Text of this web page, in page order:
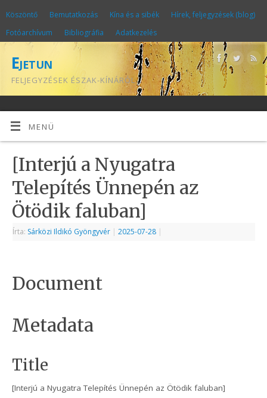
Köszöntő Bemutatkozás Kína és a sibék
Hírek, feljegyzések (blog)
Fotóarchívum
Bibliográfia Adatkezelés
Ejetun
FELJEGYZÉSEK ÉSZAK-KÍNÁRÓL
MENÜ
[Interjú a Nyugatra
Telepítés Ünnepén az
Ötödik faluban]
Írta: Sárközi Ildikó Gyöngyvér | 2025-07-28 |
Document
Metadata
Title
[Interjú a Nyugatra Telepítés Ünnepén az Ötödik faluban]